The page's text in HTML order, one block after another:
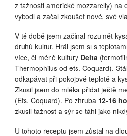
z tažnosti americké mozzarelly) na
vybodl a začal zkoušet nové, své
V té době jsem začínal rozumět
druhů kultur. Hrál jsem si s
více, či méně kultury Delta
Thermophilus od ets. Coquard).
odkapávat při pokojové teplotě a
Zkusil jsem do mléka přidat ještě
(Ets. Coquard). Po zhruba 12-16
zkusil tažnost a sýr se táhl jako
U tohoto receptu jsem zůstal na